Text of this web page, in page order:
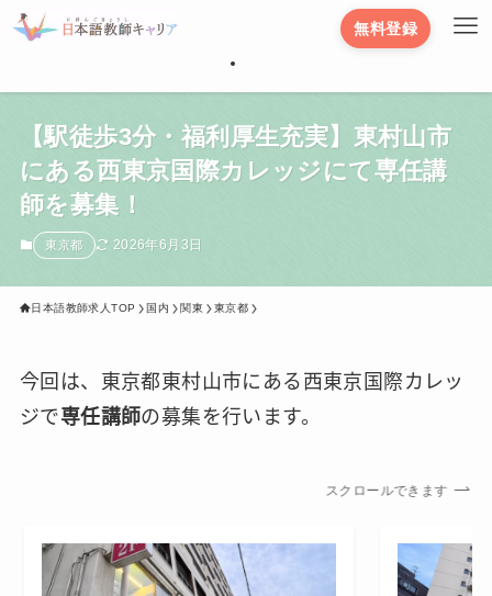
無料登録
【駅徒歩3分・福利厚生充実】東村山市
にある西東京国際カレッジにて専任講
師を募集！
東京都 2026年6月3日
日本語教師求人TOP 国内 関東 東京都
今回は、東京都東村山市にある西東京国際カレッ
ジで専任講師の募集を行います。
スクロールできます